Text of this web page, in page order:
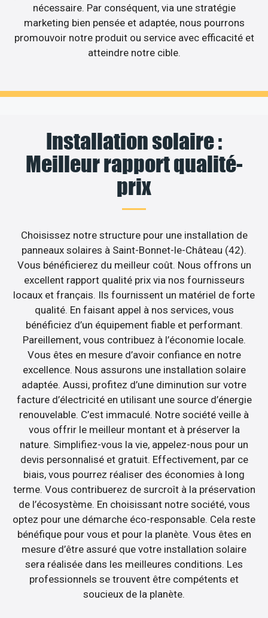
nécessaire. Par conséquent, via une stratégie
marketing bien pensée et adaptée, nous pourrons
promouvoir notre produit ou service avec efficacité et
atteindre notre cible.
Installation solaire :
Meilleur rapport qualité-
prix
Choisissez notre structure pour une installation de
panneaux solaires à Saint-Bonnet-le-Château (42).
Vous bénéficierez du meilleur coût. Nous offrons un
excellent rapport qualité prix via nos fournisseurs
locaux et français. Ils fournissent un matériel de forte
qualité. En faisant appel à nos services, vous
bénéficiez d’un équipement fiable et performant.
Pareillement, vous contribuez à l’économie locale.
Vous êtes en mesure d’avoir confiance en notre
excellence. Nous assurons une installation solaire
adaptée. Aussi, profitez d’une diminution sur votre
facture d’électricité en utilisant une source d’énergie
renouvelable. C’est immaculé. Notre société veille à
vous offrir le meilleur montant et à préserver la
nature. Simplifiez-vous la vie, appelez-nous pour un
devis personnalisé et gratuit. Effectivement, par ce
biais, vous pourrez réaliser des économies à long
terme. Vous contribuerez de surcroît à la préservation
de l’écosystème. En choisissant notre société, vous
optez pour une démarche éco-responsable. Cela reste
bénéfique pour vous et pour la planète. Vous êtes en
mesure d’être assuré que votre installation solaire
sera réalisée dans les meilleures conditions. Les
professionnels se trouvent être compétents et
soucieux de la planète.